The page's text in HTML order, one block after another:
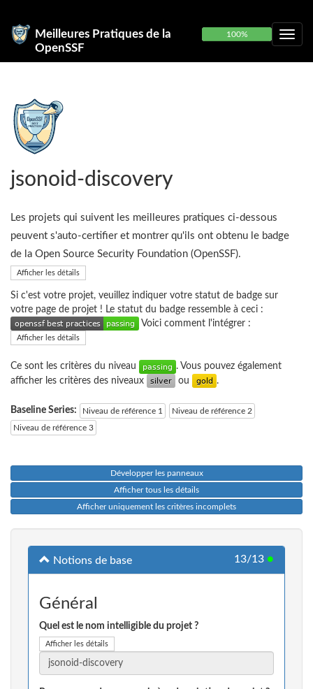
Meilleures Pratiques de la
OpenSSF
100%
jsonoid-discovery
Les projets qui suivent les meilleures pratiques ci-dessous
peuvent s'auto-certifier et montrer qu'ils ont obtenu le badge
de la Open Source Security Foundation (OpenSSF).
Afficher les détails
Si c'est votre projet, veuillez indiquer votre statut de badge sur
votre page de projet ! Le statut du badge ressemble à ceci :
Voici comment l'intégrer :
Afficher les détails
Ce sont les critères du niveau
. Vous pouvez également
afficher les critères des niveaux
ou .
Baseline Series: Niveau de référence 1
Niveau de référence 2
Niveau de référence 3
Développer les panneaux
Afficher tous les détails
Afficher uniquement les critères incomplets
Notions de base 13/13 ●
Général
Quel est le nom intelligible du projet ?
Afficher les détails